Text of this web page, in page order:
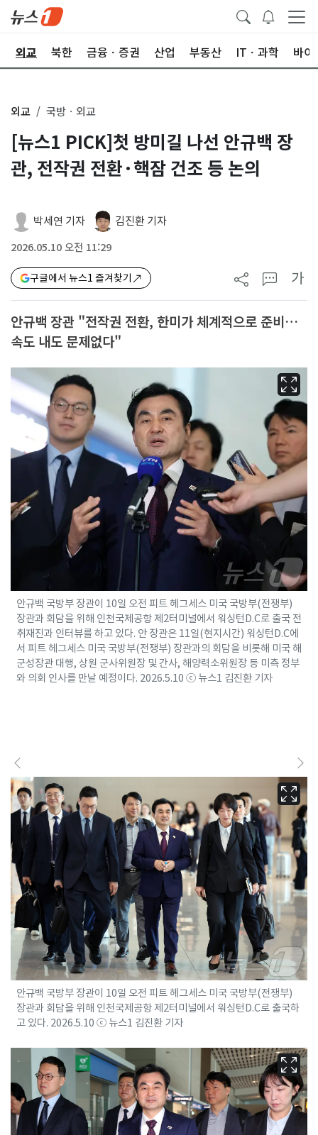
외교 북한 금융ㆍ증권 산업 부동산 ITㆍ과학 바이
외교 국방ㆍ외교
[뉴스1 PICK]첫 방미길 나선 안규백 장
관, 전작권 전환·핵잠 건조 등 논의
박세연 기자 김진환 기자
2026.05.10 오전 11:29
구글에서 뉴스1 즐겨찾기 가
안규백 장관 "전작권 전환, 한미가 체계적으로 준비…
속도 내도 문제없다"
안규백 국방부 장관이 10일 오전 피트 헤그세스 미국 국방부(전쟁부)
장관과 회담을 위해 인천국제공항 제2터미널에서 워싱턴D.C로 출국 전
취재진과 인터뷰를 하고 있다. 안 장관은 11일(현지시간) 워싱턴D.C에
서 피트 헤그세스 미국 국방부(전쟁부) 장관과의 회담을 비롯해 미국 해
군성장관 대행, 상원 군사위원장 및 간사, 해양력소위원장 등 미측 정부
와 의회 인사를 만날 예정이다. 2026.5.10 ⓒ 뉴스1 김진환 기자
안규백 국방부 장관이 10일 오전 피트 헤그세스 미국 국방부(전쟁부)
장관과 회담을 위해 인천국제공항 제2터미널에서 워싱턴D.C로 출국하
고 있다. 2026.5.10 ⓒ 뉴스1 김진환 기자